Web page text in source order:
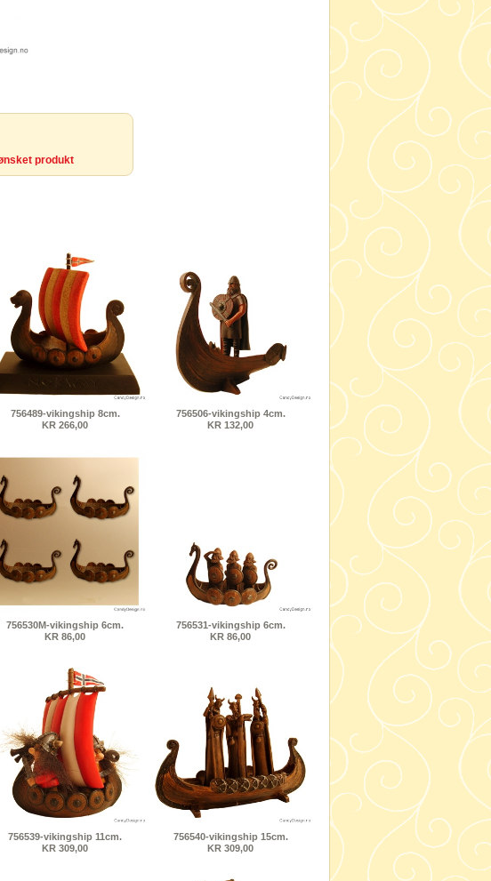
produkt
756489-vikingship 8cm.
KR 266,00
756506-vikingship 4cm.
KR 132,00
756530M-vikingship 6cm.
KR 86,00
756531-vikingship 6cm.
KR 86,00
756539-vikingship 11cm.
KR 309,00
756540-vikingship 15cm.
KR 309,00